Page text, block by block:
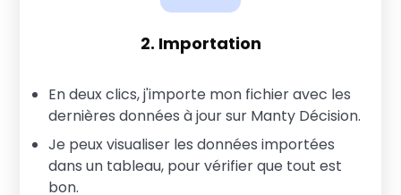
2. Importation
En deux clics, j'importe mon fichier avec les
dernières données à jour sur Manty Décision.
Je peux visualiser les données importées
dans un tableau, pour vérifier que tout est
bon.